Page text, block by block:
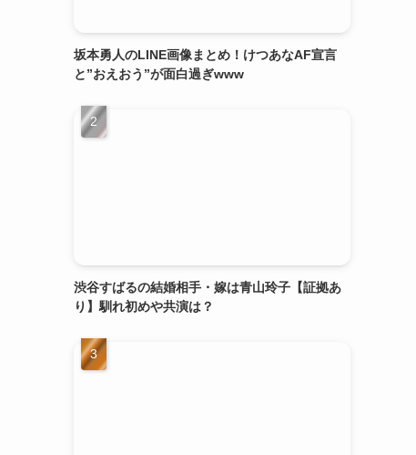
坂本勇人のLINE画像まとめ！けつあなAF宣言
と”おえおう”が面白過ぎwww
渋谷すばるの結婚相手・嫁は青山玲子【証拠あ
り】馴れ初めや共演は？